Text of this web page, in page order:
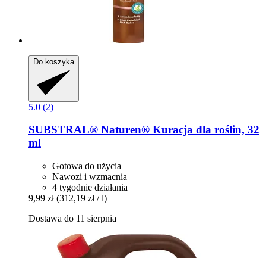
Do koszyka
5.0 (2)
SUBSTRAL® Naturen® Kuracja dla roślin, 32
ml
Gotowa do użycia
Nawozi i wzmacnia
4 tygodnie działania
9,99 zł (312,19 zł / l)
Dostawa do 11 sierpnia